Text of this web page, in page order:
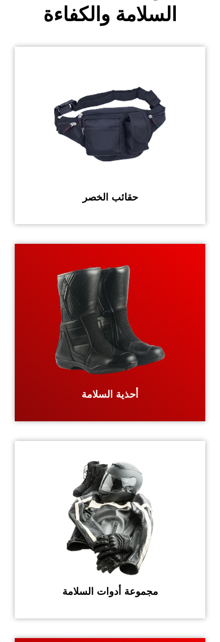
السلامة والكفاءة
حقائب الخصر
أحذية السلامة
مجموعة أدوات السلامة